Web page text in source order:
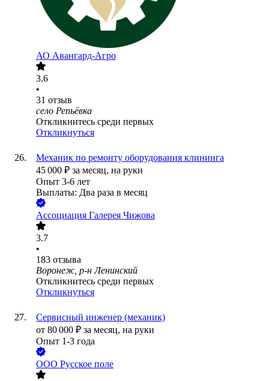
АО Авангард-Агро
3.6
•
31 отзыв
село Репьёвка
Откликнитесь среди первых
Откликнуться
Механик по ремонту оборудования клининга
45 000 ₽ за месяц, на руки
Опыт 3-6 лет
Выплаты: Два раза в месяц
Ассоциация Галерея Чижова
3.7
•
183 отзыва
Воронеж, р-н Ленинский
Откликнитесь среди первых
Откликнуться
Сервисный инженер (механик)
от 80 000 ₽ за месяц, на руки
Опыт 1-3 года
ООО Русское поле